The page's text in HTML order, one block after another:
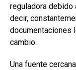
reguladora debido
decir,
documentaciones
cambio.
Una fuente